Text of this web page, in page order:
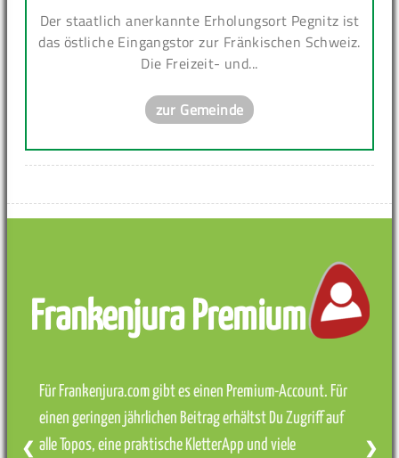
Der staatlich anerkannte Erholungsort Pegnitz ist
das östliche Eingangstor zur Fränkischen Schweiz.
Die Freizeit- und...
zur Gemeinde
Frankenjura Premium
Für Frankenjura.com gibt es einen Premium-Account. Für
einen geringen jährlichen Beitrag erhältst Du Zugriff auf
alle Topos, eine praktische KletterApp und viele
❮ ❯